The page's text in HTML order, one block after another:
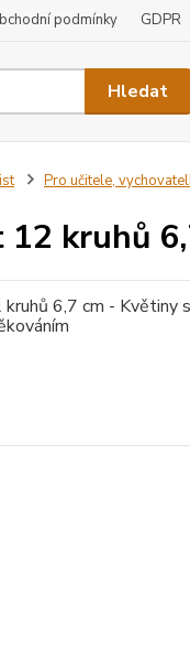
podmínky GDPR
Hledat
Pro učitele,
kruhů